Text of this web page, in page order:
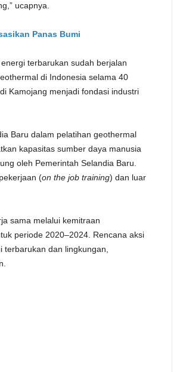
ucapnya.
Panas Bumi
terbarukan sudah berjalan
di Indonesia selama 40
Kamojang menjadi fondasi industri
Baru dalam pelatihan geothermal
kapasitas sumber daya manusia
oleh Pemerintah Selandia Baru.
(on the job training) dan luar
sama melalui kemitraan
periode 2020–2024. Rencana aksi
dan lingkungan,